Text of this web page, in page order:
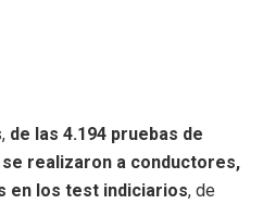
de las 4.194 pruebas de
realizaron a conductores,
en los test indiciarios, de